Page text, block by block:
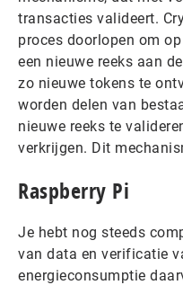
transacties valideert.
proces doorlopen om
een nieuwe reeks aan
zo nieuwe tokens te
worden delen van
nieuwe reeks te
verkrijgen. Dit
Raspberry Pi
Je hebt nog steeds
van data en verificatie
energieconsumptie